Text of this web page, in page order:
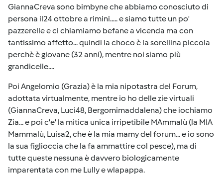
GiannaCreva sono bimbyne che abbiamo conosciuto di
persona il24 ottobre a rimini..... e siamo tutte un po'
pazzerelle e ci chiamiamo befane a vicenda ma con
tantissimo affetto... quindi la choco è la sorellina piccola
perchè è giovane (32 anni), mentre noi siamo più
grandicelle....
Poi Angelomio (Grazia) è la mia nipotastra del Forum,
adottata virtualmente, mentre io ho delle zie virtuali
(GiannaCreva, Luci48, Bergomimaddalena) che iochiamo
Zia... e poi c'e' la mitica unica irripetibile MAmmalù (la MIA
Mammalù, Luisa2, che è la mia mamy del forum... e io sono
la sua figlioccia che la fa ammattire col pesce), ma di
tutte queste nessuna è davvero biologicamente
imparentata con me Lully e wlapappa.